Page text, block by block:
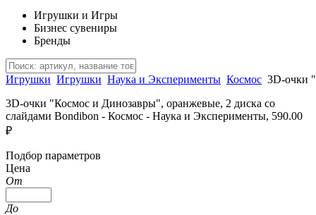
Игрушки и Игры
Бизнес сувениры
Бренды
Игрушки Игрушки Наука и Эксперименты Космос 3D-очки
3D-очки "Космос и Динозавры", оранжевые, 2 диска со
слайдами Bondibon - Космос - Наука и Эксперименты, 590.00
₽
Подбор параметров
Цена
От
До